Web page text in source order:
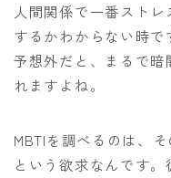
人間関係で一番スト
するかわからない時
予想外だと、まるで
れますよね。
MBTIを調べるのは、
という欲求なんです。